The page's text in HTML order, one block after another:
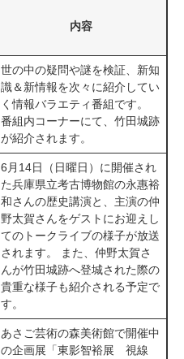
内容
世の中の疑問や謎を検証、新知
識＆新情報を次々に紹介してい
く情報バラエティ番組です。
番組内コーナーにて、竹田城跡
が紹介されます。
6月14日（日曜日）に開催され
た兵庫県立考古博物館の永惠裕
和さんの歴史講演と、主演の仲
野太賀さんをゲストにお迎えし
てのトークライブの様子が放送
されます。 また、仲野太賀さ
んが竹田城跡へ登城された際の
貴重な様子も紹介される予定で
す。
あさご芸術の森美術館で開催中
の企画展「東影智裕展 視線